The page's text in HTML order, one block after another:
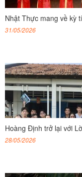
Nhật Thực mang về kỳ
31/05/2026
Hoàng Định trở lại với
28/05/2026